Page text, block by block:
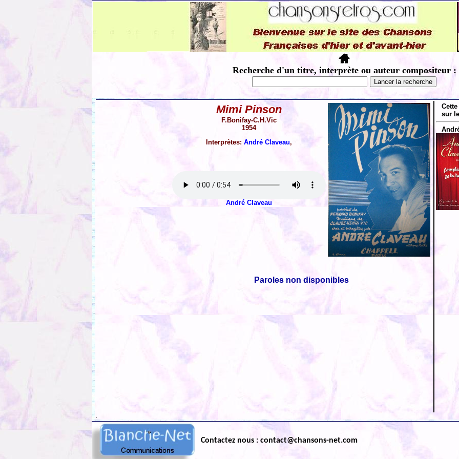
Recherche d'un titre, interprète ou auteur compositeur :
Mimi Pinson
F.Bonifay-C.H.Vic
1954
Interprètes: André Claveau,
André Claveau
Paroles non disponibles
sur
Contactez nous : contact@chansons-net.com